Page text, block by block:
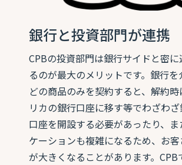
銀行と投資部門が連携
CPBの投資部門は銀行サイドと密
るのが最大のメリットです。銀行
どの商品のみを契約すると、解約
リカの銀行口座に移す等でわざわ
口座を開設する必要があったり、ま
ケーションも複雑になるため、お
が大きくなることがあります。